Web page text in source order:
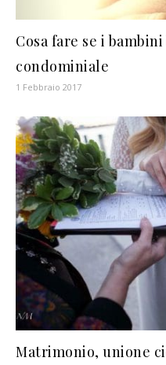
Cosa fare se i
condominiale
1 Febbraio 2017
Matrimonio, unione